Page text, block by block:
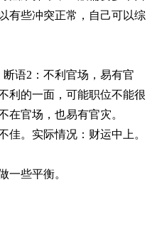
有些冲突正常，自己可以综
语2：不利官场，易有官
利的一面，可能职位不能很
在官场，也易有官灾。
佳。 实际情况：财运中上。
一些平衡。